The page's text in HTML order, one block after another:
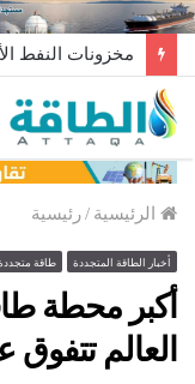
الرئيسية /رئيسية
أخبار الطاقة المتجددة طاقة
أكبر محطة
العالم